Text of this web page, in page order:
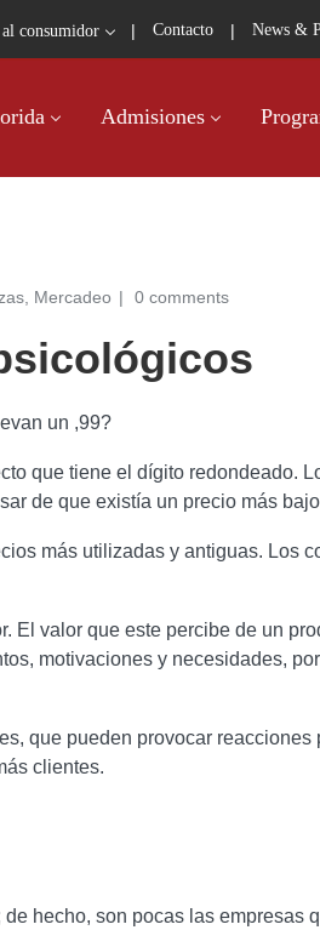
consumidor | Contacto | News &
Admisiones
Mercadeo 0 comments
un ,99?
que tiene el dígito redondeado.
de que existía un precio más
más utilizadas y antiguas. Los
valor que este percibe de un
motivaciones y necesidades,
que pueden provocar
clientes.
hecho, son pocas las empresas